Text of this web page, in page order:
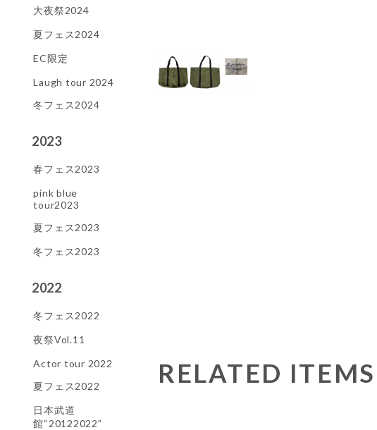
RELATED ITEMS
大夜祭2024
夏フェス2024
EC限定
Laugh tour 2024
冬フェス2024
2023
春フェス2023
pink blue
tour2023
夏フェス2023
冬フェス2023
2022
冬フェス2022
夜祭Vol.11
Actor tour 2022
夏フェス2022
日本武道
館“20122022”